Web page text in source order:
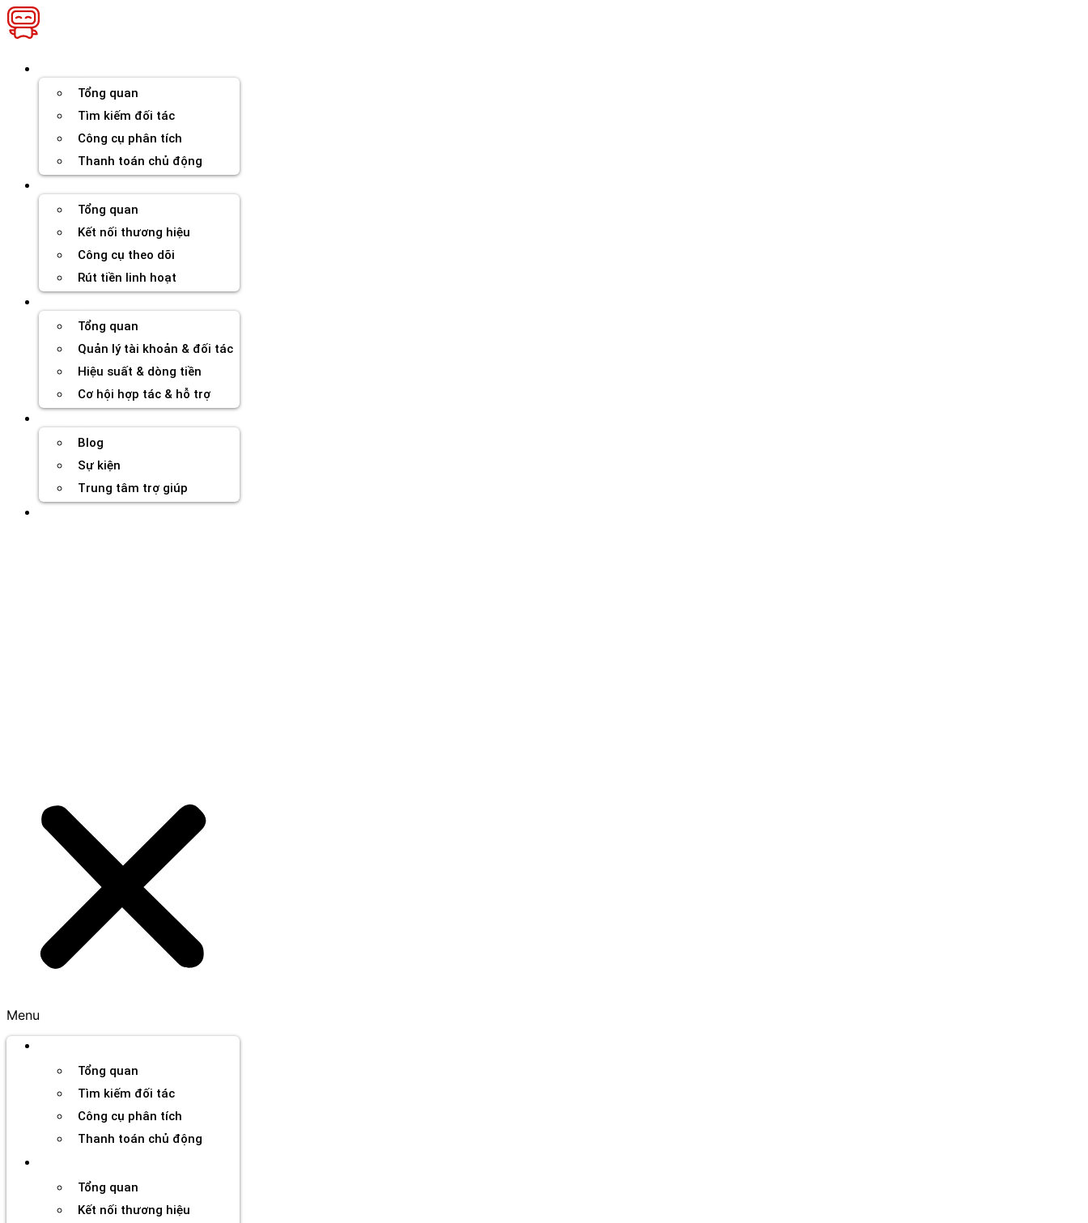
Chuyển
đến
Tổng quan
Tìm kiếm đối tác
Công cụ phân tích
Thanh toán chủ động
Tổng quan
Kết nối thương hiệu
Công cụ theo dõi
Rút tiền linh hoạt
Tổng quan
Quản lý tài khoản & đối tác
Hiệu suất & dòng tiền
Cơ hội hợp tác & hỗ trợ
Blog
Sự kiện
Trung tâm trợ giúp
Menu
Tổng quan
Tìm kiếm đối tác
Công cụ phân tích
Thanh toán chủ động
Tổng quan
Kết nối thương hiệu